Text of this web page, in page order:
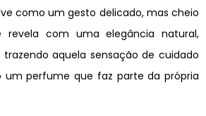
como um gesto delicado, mas cheio
revela com uma elegância natural,
aquela sensação de cuidado
um perfume que faz parte da própria